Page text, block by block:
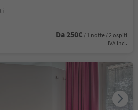
Da 250€ / 1 notte / 2 ospiti
IVA incl.